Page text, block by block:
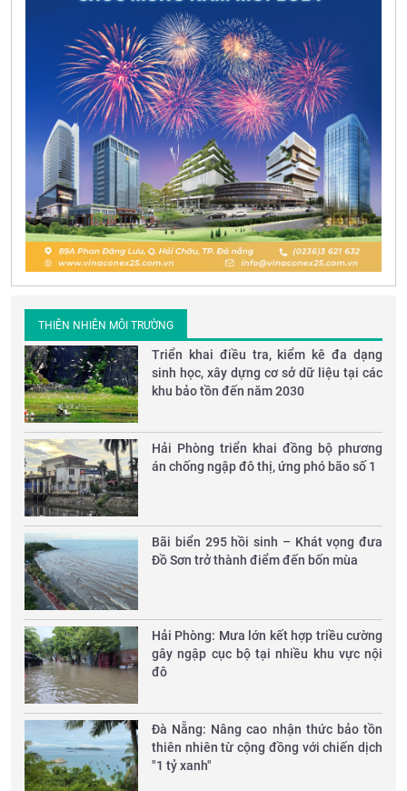
THIÊN NHIÊN MÔI TRƯỜNG
Triển khai điều tra, kiểm kê đa dạng
sinh học, xây dựng cơ sở dữ liệu tại các
khu bảo tồn đến năm 2030
Hải Phòng triển khai đồng bộ phương
án chống ngập đô thị, ứng phó bão số 1
Bãi biển 295 hồi sinh – Khát vọng đưa
Đồ Sơn trở thành điểm đến bốn mùa
Hải Phòng: Mưa lớn kết hợp triều cường
gây ngập cục bộ tại nhiều khu vực nội
đô
Đà Nẵng: Nâng cao nhận thức bảo tồn
thiên nhiên từ cộng đồng với chiến dịch
"1 tỷ xanh"